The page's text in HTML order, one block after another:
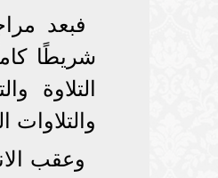
شريطًا
التلاوة
والتلاوات
وعقب